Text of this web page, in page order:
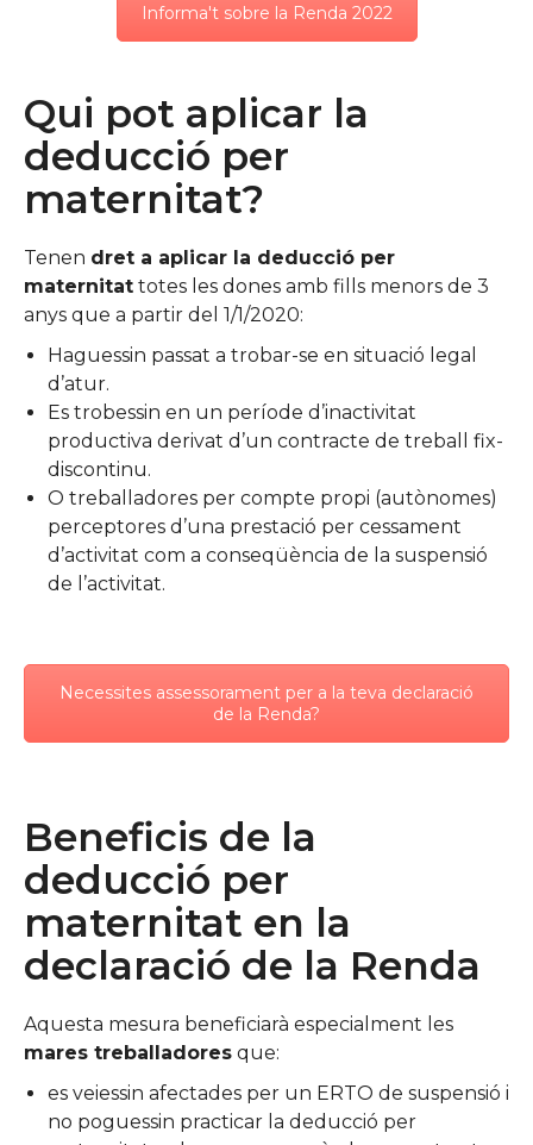
Informa't sobre la Renda 2022
Qui pot aplicar la
deducció per
maternitat?
Tenen dret a aplicar la deducció per
maternitat totes les dones amb fills menors de 3
anys que a partir del 1/1/2020:
Haguessin passat a trobar-se en situació legal
d’atur.
Es trobessin en un període d’inactivitat
productiva derivat d’un contracte de treball fix-
discontinu.
O treballadores per compte propi (autònomes)
perceptores d’una prestació per cessament
d’activitat com a conseqüència de la suspensió
de l’activitat.
Necessites assessorament per a la teva declaració
de la Renda?
Beneficis de la
deducció per
maternitat en la
declaració de la Renda
Aquesta mesura beneficiarà especialment les
mares treballadores que:
es veiessin afectades per un ERTO de suspensió i
no poguessin practicar la deducció per